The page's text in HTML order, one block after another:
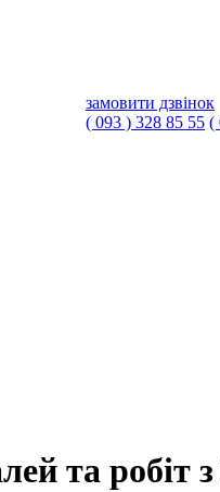
замовити дзвінок
( 093 ) 328 85 55 (
та робіт з